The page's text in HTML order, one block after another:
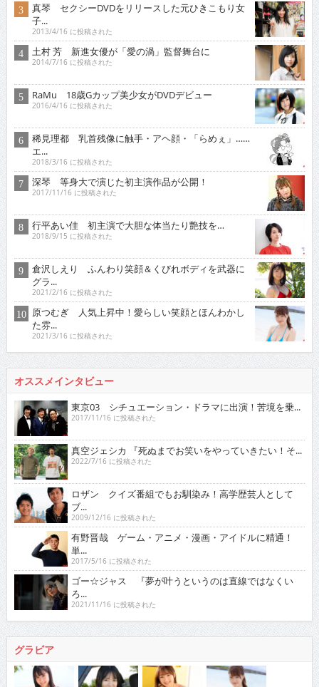
真琴 セクシーDVDをリリースした元ひきこもり女
子...
2013/4/16 に投稿された
土村 芳 新進女優が「愛の渦」監督舞台に
2014/7/16 に投稿された
RaMu 18歳Gカップ美少女がDVDデビュー
2016/4/16 に投稿された
稀見理都 乳首残像に触手・アヘ顔・「らめぇ」……
エ...
2018/3/16 に投稿された
深琴 等身大で演じた初主演作品が公開！
2017/11/16 に投稿された
行平あい佳 初主演で大胆な体当たり艶技を…
2018/9/15 に投稿された
倉沢しえり ふんわり笑顔＆くびれボディを武器に
グラ...
2021/2/16 に投稿された
原つむぎ 人気上昇中！愛らしい笑顔とほんわかし
た雰...
2021/3/16 に投稿された
オススメインタビュー
東京03 シチュエーション・ドラマに出演！苦境を乗...
2017/11/16 に投稿された
真空ジェシカ 『死ぬまでお笑いをやっていきたい！そ...
2022/7/16 に投稿された
ロザン クイズ番組でもお馴染み！高学歴芸人として
ブ...
2009/12/16 に投稿された
有野晋哉 ゲーム・アニメ・漫画・アイドルに精通！
単...
2017/5/16 に投稿された
ゴー☆ジャス 『夢が叶うというのは直線ではなくい
ろ...
2021/11/16 に投稿された
グラビア